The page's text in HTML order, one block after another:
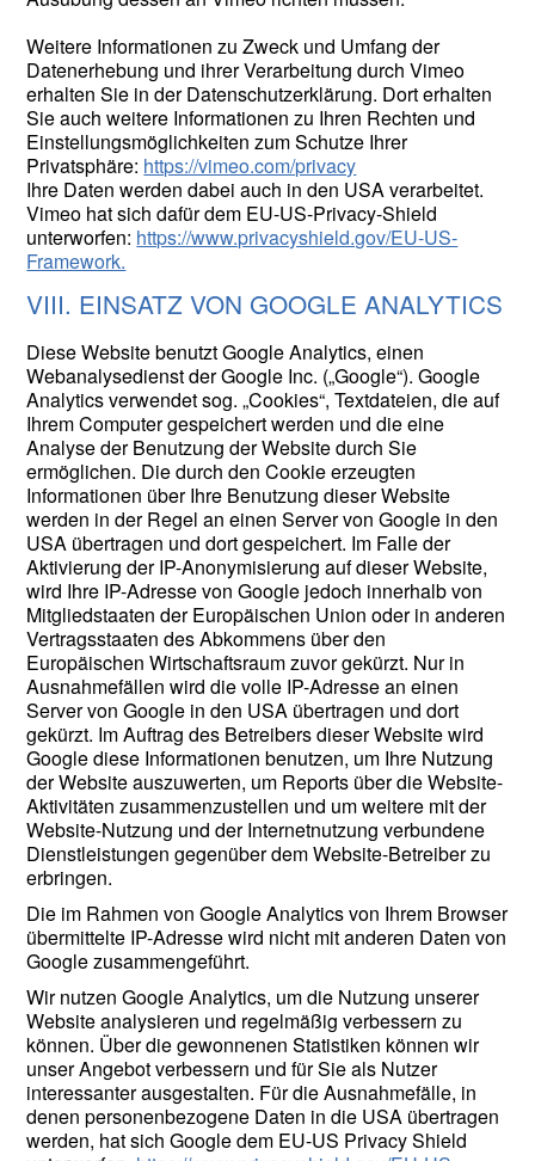
Weitere Informationen zu Zweck und Umfang der
Datenerhebung und ihrer Verarbeitung durch Vimeo
erhalten Sie in der Datenschutzerklärung. Dort erhalten
Sie auch weitere Informationen zu Ihren Rechten und
Einstellungsmöglichkeiten zum Schutze Ihrer
Privatsphäre: https://vimeo.com/privacy
Ihre Daten werden dabei auch in den USA verarbeitet.
Vimeo hat sich dafür dem EU-US-Privacy-Shield
unterworfen: https://www.privacyshield.gov/EU-US-
Framework.
VIII. EINSATZ VON GOOGLE ANALYTICS
Diese Website benutzt Google Analytics, einen
Webanalysedienst der Google Inc. („Google“). Google
Analytics verwendet sog. „Cookies“, Textdateien, die auf
Ihrem Computer gespeichert werden und die eine
Analyse der Benutzung der Website durch Sie
ermöglichen. Die durch den Cookie erzeugten
Informationen über Ihre Benutzung dieser Website
werden in der Regel an einen Server von Google in den
USA übertragen und dort gespeichert. Im Falle der
Aktivierung der IP-Anonymisierung auf dieser Website,
wird Ihre IP-Adresse von Google jedoch innerhalb von
Mitgliedstaaten der Europäischen Union oder in anderen
Vertragsstaaten des Abkommens über den
Europäischen Wirtschaftsraum zuvor gekürzt. Nur in
Ausnahmefällen wird die volle IP-Adresse an einen
Server von Google in den USA übertragen und dort
gekürzt. Im Auftrag des Betreibers dieser Website wird
Google diese Informationen benutzen, um Ihre Nutzung
der Website auszuwerten, um Reports über die Website-
Aktivitäten zusammenzustellen und um weitere mit der
Website-Nutzung und der Internetnutzung verbundene
Dienstleistungen gegenüber dem Website-Betreiber zu
erbringen.
Die im Rahmen von Google Analytics von Ihrem Browser
übermittelte IP-Adresse wird nicht mit anderen Daten von
Google zusammengeführt.
Wir nutzen Google Analytics, um die Nutzung unserer
Website analysieren und regelmäßig verbessern zu
können. Über die gewonnenen Statistiken können wir
unser Angebot verbessern und für Sie als Nutzer
interessanter ausgestalten. Für die Ausnahmefälle, in
denen personenbezogene Daten in die USA übertragen
werden, hat sich Google dem EU-US Privacy Shield